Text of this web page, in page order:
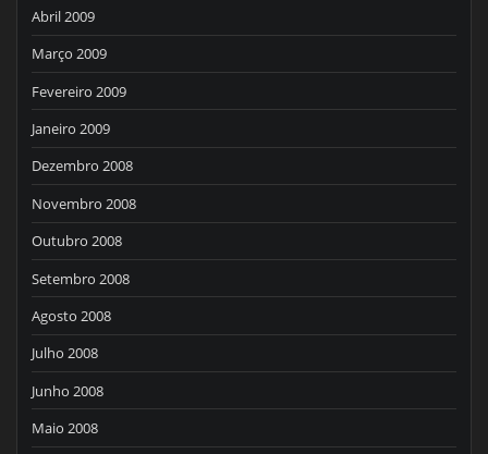
Abril 2009
Março 2009
Fevereiro 2009
Janeiro 2009
Dezembro 2008
Novembro 2008
Outubro 2008
Setembro 2008
Agosto 2008
Julho 2008
Junho 2008
Maio 2008